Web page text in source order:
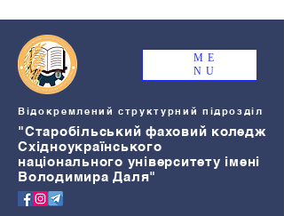
ME
NU
Відокремлений структурний підрозділ
"Старобільський фаховий коледж
Східноукраїнського
національного університету імені
Володимира Даля"